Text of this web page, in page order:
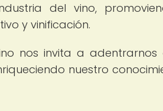
del vino,
y vinificación.
nos invita a adentrarnos
nuestro